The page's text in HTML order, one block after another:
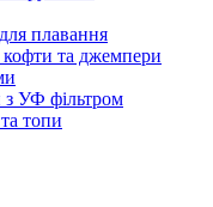
плавання
кофти та джемпери
з УФ фільтром
топи